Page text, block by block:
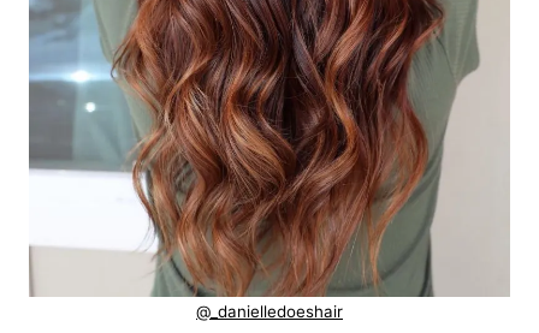
@_danielledoeshair